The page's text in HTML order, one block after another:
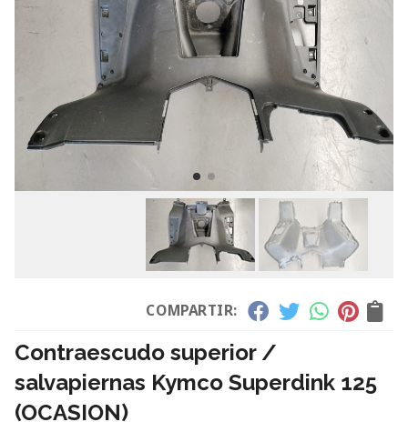
COMPARTIR:
Contraescudo superior /
salvapiernas Kymco Superdink 125
(OCASION)